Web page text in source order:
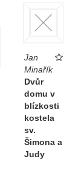
Jan
Minařík
Dvůr
domu v
blízkosti
kostela
sv.
Šimona a
Judy